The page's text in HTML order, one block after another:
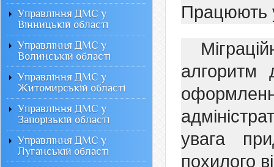
Працюють
алгоритм
увага
похилого
Управління ДМС у
Вінницькій області
Управління ДМС у
Волинській області
Управління ДМС у
Житомирській області
Управління ДМС у
Запорізькій області
Управління ДМС у
Луганській області